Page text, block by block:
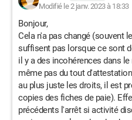
Modifié le 2 janv. 2023 à 18:33
Bonjour,
Cela n'a pas changé (souvent
suffisent pas lorsque ce sont
il y a des incohérences dans
même pas du tout
au plus juste les droits, il est
copies des fiches de paie).
précédents l'arrêt si activité